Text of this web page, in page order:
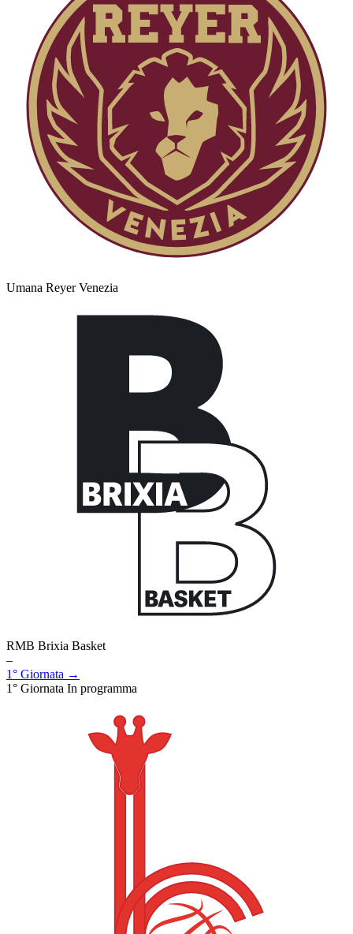
Umana Reyer Venezia
RMB Brixia Basket
–
1° Giornata →
1° Giornata In programma